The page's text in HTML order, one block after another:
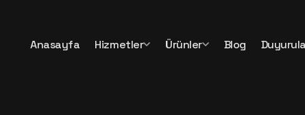
Anasayfa Hizmetler Ürünler Blog